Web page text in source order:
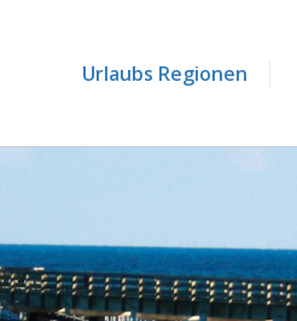
Urlaubs Regionen